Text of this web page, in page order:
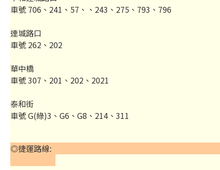
車號 706、241、57、、243、275、793、796
連城路口
車號 262、202
華中橋
車號 307、201、202、2021
泰和街
車號 G(綠)3、G6、G8、214、311
◎捷運